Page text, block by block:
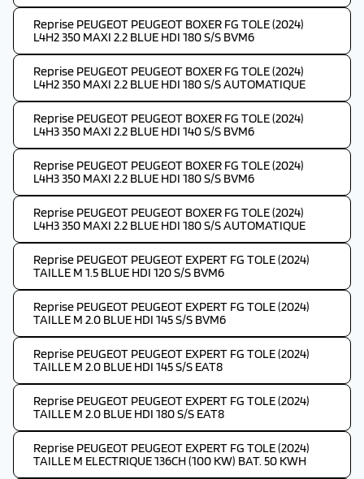
Reprise PEUGEOT PEUGEOT BOXER FG TOLE (2024)
L4H2 350 MAXI 2.2 BLUE HDI 180 S/S BVM6
Reprise PEUGEOT PEUGEOT BOXER FG TOLE (2024)
L4H2 350 MAXI 2.2 BLUE HDI 180 S/S AUTOMATIQUE
Reprise PEUGEOT PEUGEOT BOXER FG TOLE (2024)
L4H3 350 MAXI 2.2 BLUE HDI 140 S/S BVM6
Reprise PEUGEOT PEUGEOT BOXER FG TOLE (2024)
L4H3 350 MAXI 2.2 BLUE HDI 180 S/S BVM6
Reprise PEUGEOT PEUGEOT BOXER FG TOLE (2024)
L4H3 350 MAXI 2.2 BLUE HDI 180 S/S AUTOMATIQUE
Reprise PEUGEOT PEUGEOT EXPERT FG TOLE (2024)
TAILLE M 1.5 BLUE HDI 120 S/S BVM6
Reprise PEUGEOT PEUGEOT EXPERT FG TOLE (2024)
TAILLE M 2.0 BLUE HDI 145 S/S BVM6
Reprise PEUGEOT PEUGEOT EXPERT FG TOLE (2024)
TAILLE M 2.0 BLUE HDI 145 S/S EAT8
Reprise PEUGEOT PEUGEOT EXPERT FG TOLE (2024)
TAILLE M 2.0 BLUE HDI 180 S/S EAT8
Reprise PEUGEOT PEUGEOT EXPERT FG TOLE (2024)
TAILLE M ELECTRIQUE 136CH (100 KW) BAT. 50 KWH